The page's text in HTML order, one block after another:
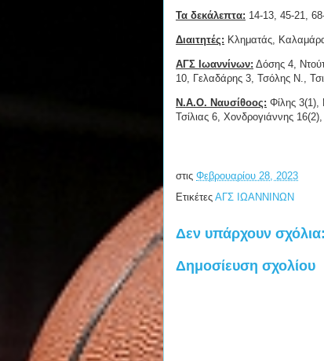
Τα δεκάλεπτα: 14-13, 45-21,
Διαιτητές: Κληματάς,
ΑΓΣ Ιωαννίνων: Δόσης 4,
10, Γελαδάρης 3, Τσόλης Ν.,
Ν.Α.Ο. Ναυσίθοος: Φίλης
Τσίλιας 6, Χονδρογιάννης
στις Φεβρουαρίου 28, 2023
Ετικέτες ΑΓΣ ΙΩΑΝΝΙΝΩΝ
Δεν υπάρχουν σχόλια:
Δημοσίευση σχολίου